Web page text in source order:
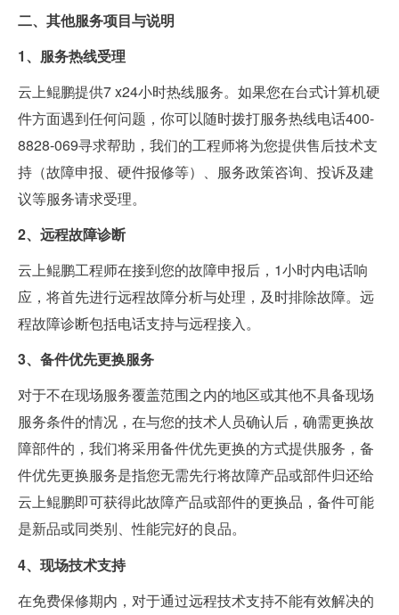
二、其他服务项目与说明
1、服务热线受理
云上鲲鹏提供7 x24小时热线服务。如果您在台式计算机硬
件方面遇到任何问题，你可以随时拨打服务热线电话400-
8828-069寻求帮助，我们的工程师将为您提供售后技术支
持（故障申报、硬件报修等）、服务政策咨询、投诉及建
议等服务请求受理。
2、远程故障诊断
云上鲲鹏工程师在接到您的故障申报后，1小时内电话响
应，将首先进行远程故障分析与处理，及时排除故障。远
程故障诊断包括电话支持与远程接入。
3、备件优先更换服务
对于不在现场服务覆盖范围之内的地区或其他不具备现场
服务条件的情况，在与您的技术人员确认后，确需更换故
障部件的，我们将采用备件优先更换的方式提供服务，备
件优先更换服务是指您无需先行将故障产品或部件归还给
云上鲲鹏即可获得此故障产品或部件的更换品，备件可能
是新品或同类别、性能完好的良品。
4、现场技术支持
在免费保修期内，对于通过远程技术支持不能有效解决的